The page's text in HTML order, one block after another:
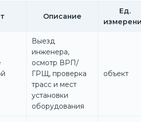
Описание
Ед.
Выезд
инженера,
осмотр ВРП/
ГРЩ, проверка
трасс и мест
установки
оборудования
объект